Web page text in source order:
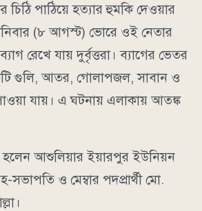
পাঠিয়ে হত্যার হুমকি দেওয়ার
(৮ আগস্ট) ভোরে ওই নেতার
রেখে যায় দুর্বৃত্তরা। ব্যাগের ভেতর
গুলি, আতর, গোলাপজল, সাবান ও
যায়। এ ঘটনায় এলাকায় আতঙ্ক
হলেন আশুলিয়ার ইয়ারপুর ইউনিয়ন
ও মেম্বার পদপ্রার্থী মো.